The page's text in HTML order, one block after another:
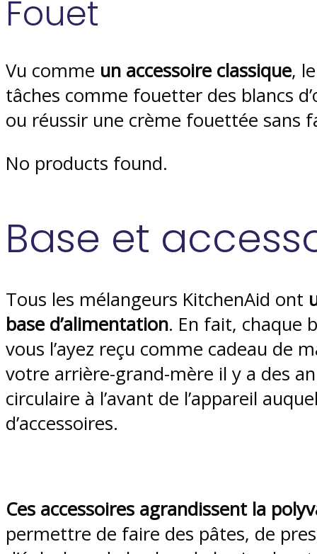
Fouet
Vu comme un accessoire classique,
tâches comme fouetter des blancs
ou réussir une crème fouettée sans
No products found.
Base et
Tous les mélangeurs KitchenAid ont
base d’alimentation. En fait, chaque
vous l’ayez reçu comme cadeau de
votre arrière-grand-mère il y a des
circulaire à l’avant de l’appareil
d’accessoires.
Ces accessoires agrandissent la
permettre de faire des pâtes, de